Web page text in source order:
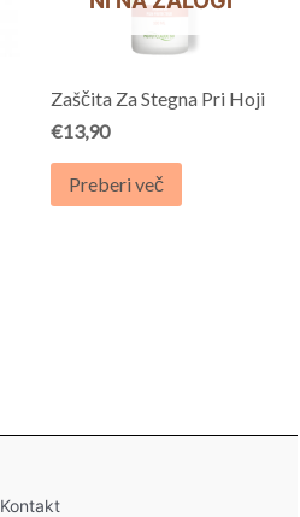
Zaščita Za Stegna Pri Hoji
€13,90
Preberi več
Kontakt